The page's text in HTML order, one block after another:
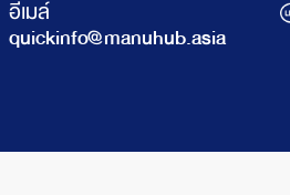
อีเมล์
quickinfo@manuhub.asia